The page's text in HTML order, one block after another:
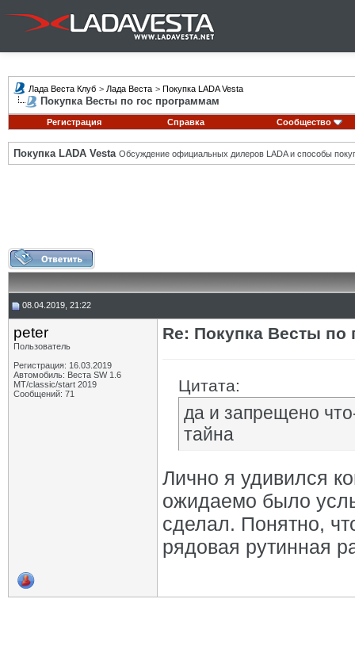
Лада Веста Клуб > Лада Веста > Покупка LADA Vesta
Покупка Весты по гос программам
Регистрация Справка Сообщество
Покупка LADA Vesta Обсуждение официальных дилеров LADA и способы
08.04.2019, 21:22
peter
Пользователь
Регистрация: 16.03.2019
Автомобиль: Веста SW 1.6
МТ/classic/start 2019
Сообщений: 71
Re: Покупка Весты по
Цитата:
да и запрещено
тайна
Лично я удивился
ожидаемо было
сделал. Понятно,
рядовая рутинная